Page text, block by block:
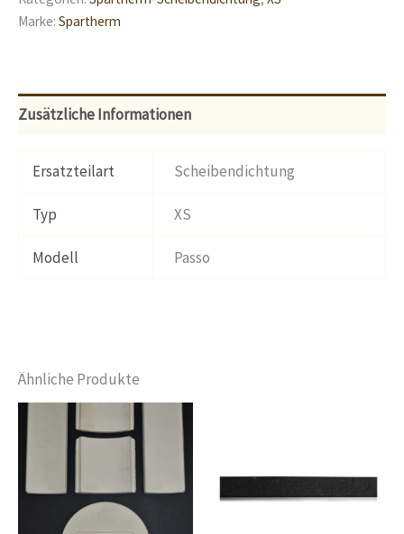
Marke: Spartherm
Zusätzliche Informationen
Ersatzteilart Scheibendichtung
Typ XS
Modell Passo
Ähnliche Produkte